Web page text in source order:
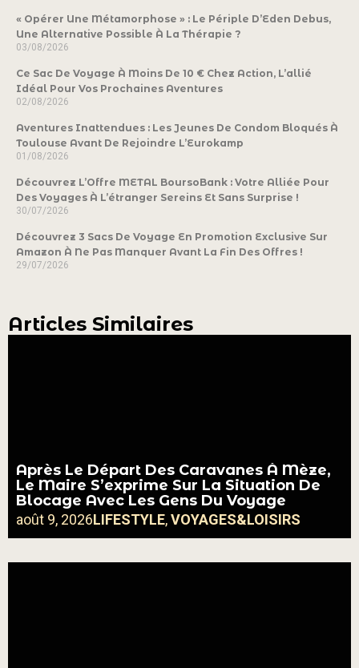
« Opérer Une Métamorphose » : Le Périple D’Eden Debus,
Une Alternative Possible À La Thérapie ?
03/08/2026
Ce Sac De Voyage À Moins De 10 € Chez Action, L’allié
Idéal Pour Vos Prochaines Aventures
02/08/2026
Aventures Inattendues : Les Jeunes De Condom Bloqués À
Toulouse Avant De Rejoindre L’Eurokamp
01/08/2026
Découvrez L’Offre METAL BoursoBank : Votre Alliée Pour
Des Voyages À L’étranger Sereins Et Sans Surprise !
30/07/2026
Découvrez 3 Sacs De Voyage En Promotion Exclusive Sur
Amazon À Ne Pas Manquer Avant La Fin Des Offres !
29/07/2026
Articles Similaires
Après Le Départ Des Caravanes À Mèze,
Le Maire S’exprime Sur La Situation De
Blocage Avec Les Gens Du Voyage
août 9, 2026LIFESTYLE,VOYAGES&LOISIRS